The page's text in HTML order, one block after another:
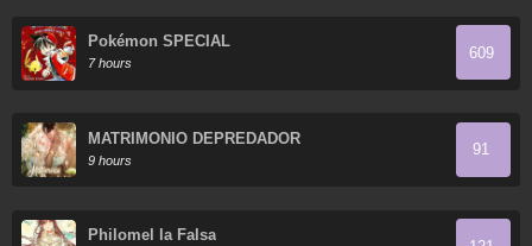
Pokémon SPECIAL
7 hours
609
MATRIMONIO DEPREDADOR
9 hours
91
Philomel la Falsa